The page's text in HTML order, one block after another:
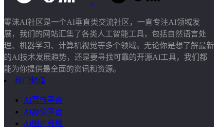
零沫AI社区是一个AI垂直类交流社区，一直专注AI领域发
展，我们的网站汇集了各类人工智能工具，包括自然语言处
理、机器学习、计算机视觉等多个领域。无论你是想了解最新
的AI技术发展趋势，还是要寻找可靠的开源AI工具，我们都
能为你提供最全面的资讯和资源。
热门频道
AI写作平台
AI办公平台
AI图片处理